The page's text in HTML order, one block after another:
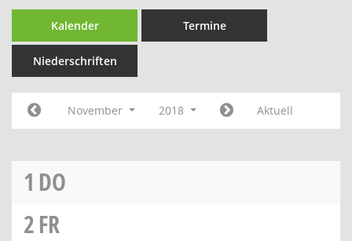
Kalender Termine
Niederschriften
November 2018 Aktuell
1 DO
2FR